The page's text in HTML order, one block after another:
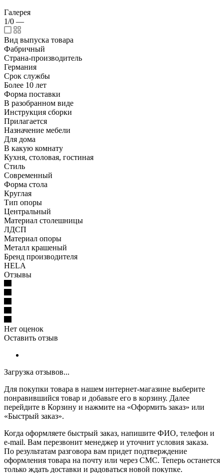
Галерея
1/0 —
Вид выпуска товара
Фабричный
Страна-производитель
Германия
Срок службы
Более 10 лет
Форма поставки
В разобранном виде
Инструкция сборки
Прилагается
Назначение мебели
Для дома
В какую комнату
Кухня, столовая, гостиная
Стиль
Современный
Форма стола
Круглая
Тип опоры
Центральный
Материал столешницы
ЛДСП
Материал опоры
Металл крашеный
Бренд производителя
HELA
Отзывы
Нет оценок
Оставить отзыв
Загрузка отзывов...
Для покупки товара в нашем интернет-магазине выберите
понравившийся товар и добавьте его в корзину. Далее
перейдите в Корзину и нажмите на «Оформить заказ» или
«Быстрый заказ».
Когда оформляете быстрый заказ, напишите ФИО, телефон и
e-mail. Вам перезвонит менеджер и уточнит условия заказа.
По результатам разговора вам придет подтверждение
оформления товара на почту или через СМС. Теперь останется
только ждать доставки и радоваться новой покупке.